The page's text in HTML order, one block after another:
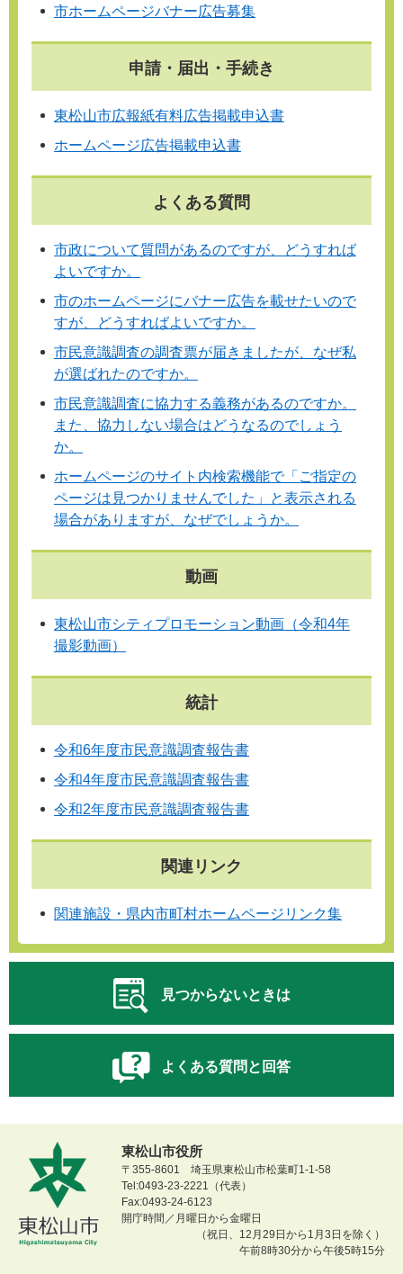
市ホームページバナー広告募集
申請・届出・手続き
東松山市広報紙有料広告掲載申込書
ホームページ広告掲載申込書
よくある質問
市政について質問があるのですが、どうすれば
よいですか。
市のホームページにバナー広告を載せたいので
すが、どうすればよいですか。
市民意識調査の調査票が届きましたが、なぜ私
が選ばれたのですか。
市民意識調査に協力する義務があるのですか。
また、協力しない場合はどうなるのでしょう
か。
ホームページのサイト内検索機能で「ご指定の
ページは見つかりませんでした」と表示される
場合がありますが、なぜでしょうか。
動画
東松山市シティプロモーション動画（令和4年
撮影動画）
統計
令和6年度市民意識調査報告書
令和4年度市民意識調査報告書
令和2年度市民意識調査報告書
関連リンク
関連施設・県内市町村ホームページリンク集
見つからないときは
よくある質問と回答
東松山市役所
〒355-8601 埼玉県東松山市松葉町1-1-58
Tel:0493-23-2221（代表）
Fax:0493-24-6123
開庁時間／月曜日から金曜日
（祝日、12月29日から1月3日を除く）
午前8時30分から午後5時15分